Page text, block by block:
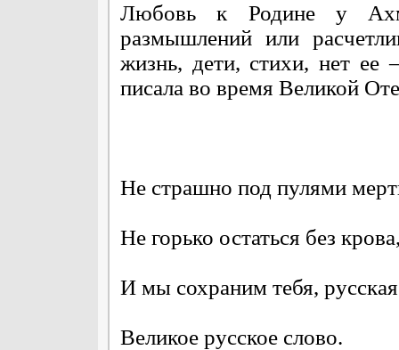
Любовь к Родине у
размышлений или
жизнь, дети, стихи, нет
писала во время Великой
Не страшно под пулями
Не горько остаться без
И мы сохраним тебя,
Великое русское слово.